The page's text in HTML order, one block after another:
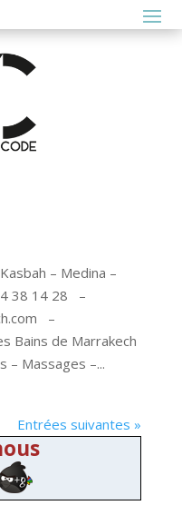
– Medina –
38 14 28 –
–
Bains de Marrakech
– Massages –...
Entrées suivantes »